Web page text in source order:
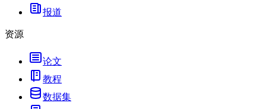
报道
资源
论文
教程
数据集